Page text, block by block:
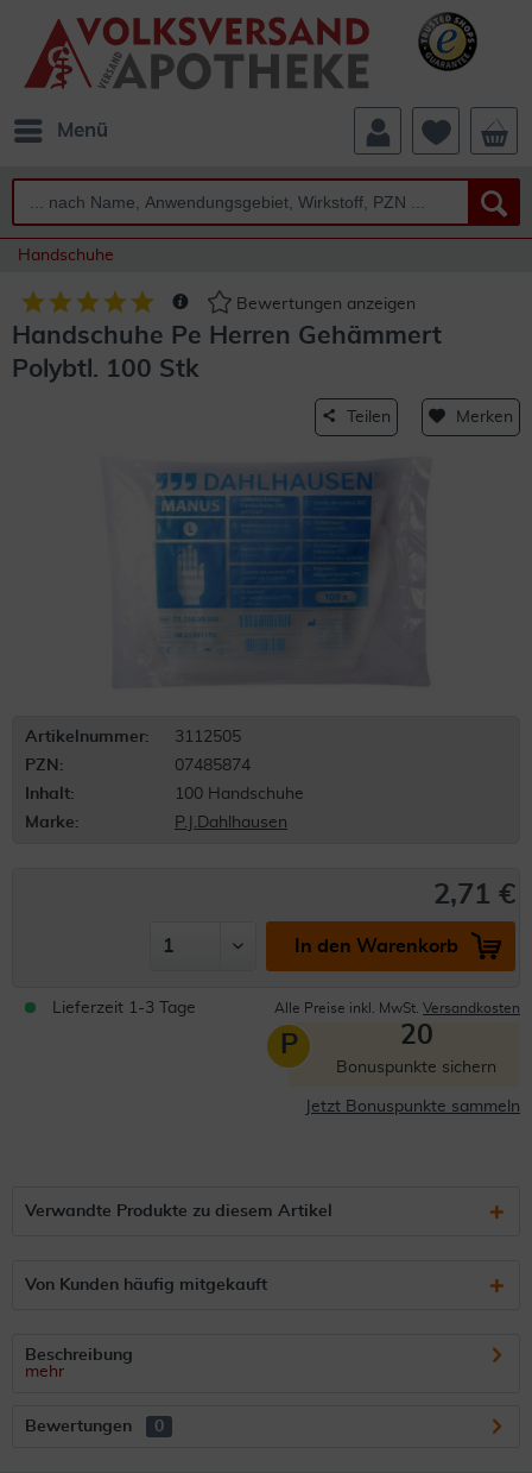
Menü
Handschuhe
Bewertungen anzeigen
Handschuhe Pe Herren Gehämmert
Polybtl. 100 Stk
Teilen Merken
Artikelnummer:
3112505
PZN:
07485874
Inhalt:
100 Handschuhe
Marke:
P.J.Dahlhausen
2,71 €
In den Warenkorb
Lieferzeit 1-3 Tage Alle Preise inkl. MwSt. Versandkosten
P 20
Bonuspunkte sichern
Jetzt Bonuspunkte sammeln
Verwandte Produkte zu diesem Artikel
Von Kunden häufig mitgekauft
Beschreibung
mehr
Bewertungen 0